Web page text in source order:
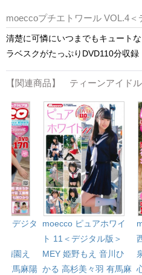
moeccoプチエトワール VOL.4
清楚に可憐にいつまでもキュート
ラベスクがたっぷりDVD110分収録
【関連商品】 ティーンアイド
＜デジタ
梅園え
有馬麻陽
moecco ピュアホワイ
ト 11＜デジタル版＞
MEY 姫野もえ 音川ひ
かる 高杉美々羽 有馬麻